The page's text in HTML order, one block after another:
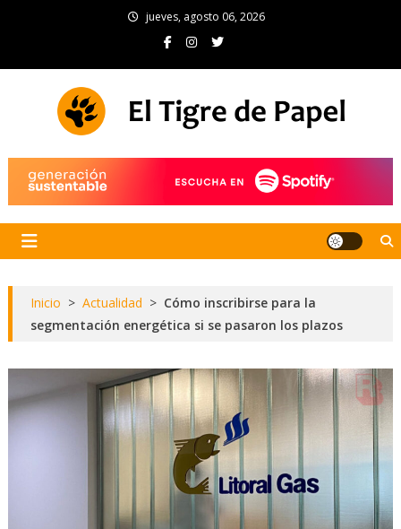
jueves, agosto 06, 2026
Inicio > Actualidad > Cómo inscribirse para la
segmentación energética si se pasaron los plazos